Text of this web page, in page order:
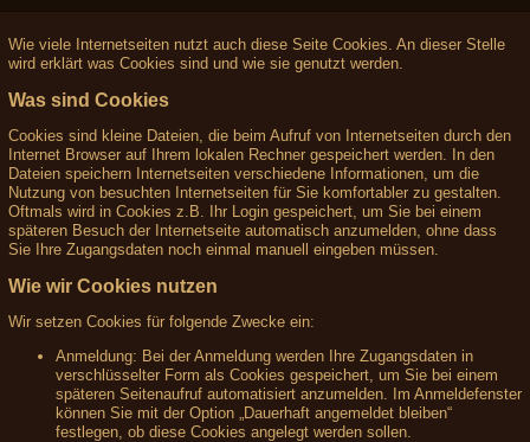
Wie viele Internetseiten nutzt auch diese Seite Cookies. An dieser Stelle
wird erklärt was Cookies sind und wie sie genutzt werden.
Was sind Cookies
Cookies sind kleine Dateien, die beim Aufruf von Internetseiten durch den
Internet Browser auf Ihrem lokalen Rechner gespeichert werden. In den
Dateien speichern Internetseiten verschiedene Informationen, um die
Nutzung von besuchten Internetseiten für Sie komfortabler zu gestalten.
Oftmals wird in Cookies z.B. Ihr Login gespeichert, um Sie bei einem
späteren Besuch der Internetseite automatisch anzumelden, ohne dass
Sie Ihre Zugangsdaten noch einmal manuell eingeben müssen.
Wie wir Cookies nutzen
Wir setzen Cookies für folgende Zwecke ein:
Anmeldung: Bei der Anmeldung werden Ihre Zugangsdaten in
verschlüsselter Form als Cookies gespeichert, um Sie bei einem
späteren Seitenaufruf automatisiert anzumelden. Im Anmeldefenster
können Sie mit der Option „Dauerhaft angemeldet bleiben“
festlegen, ob diese Cookies angelegt werden sollen.